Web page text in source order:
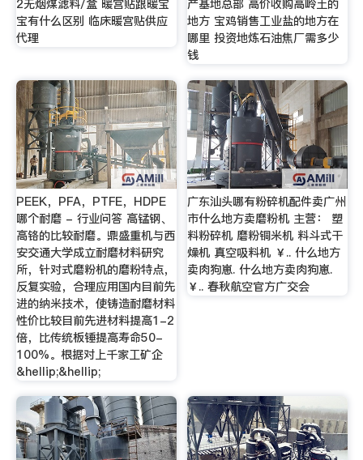
2无烟煤滤料/盒 暖宫贴跟暖宝
宝有什么区别 临床暖宫贴供应
代理
产基地总部 高价收购高岭土的
地方 宝鸡销售工业盐的地方在
哪里 投资地炼石油焦厂需多少
钱
PEEK，PFA，PTFE，HDPE
哪个耐磨 - 行业问答 高锰钢、
高铬的比较耐磨。鼎盛重机与西
安交通大学成立耐磨材料研究
所，针对式磨粉机的磨粉特点，
反复实验，合理应用国内目前先
进的纳米技术，使铸造耐磨材料
性价比较目前先进材料提高1-2
倍，比传统板锤提高寿命50-
100%。根据对上千家工矿企
&hellip;&hellip;
广东汕头哪有粉碎机配件卖广州
市什么地方卖磨粉机 主营： 塑
料粉碎机 磨粉铜米机 料斗式干
燥机 真空吸料机 ￥.. 什么地方
卖肉狗崽. 什么地方卖肉狗崽.
￥.. 春秋航空官方广交会